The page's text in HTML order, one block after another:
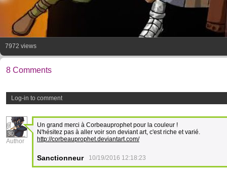
7972 views
8 Comments
Log-in to comment
30
Author
Un grand merci à Corbeauprophet pour la couleur !
N'hésitez pas à aller voir son deviant art, c'est riche et varié.
http://corbeauprophet.deviantart.com/
Sanctionneur 10/19/2016 12:18:23